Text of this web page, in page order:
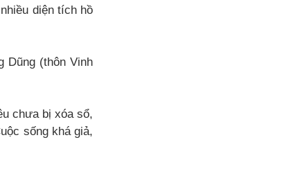
diện tích hồ
Dũng (thôn Vinh
chưa bị xóa sổ,
sống khá giả,